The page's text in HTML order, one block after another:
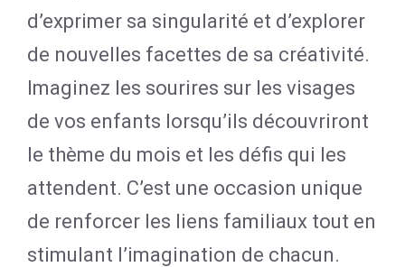
d’exprimer sa singularité et d’explorer
de nouvelles facettes de sa créativité.
Imaginez les sourires sur les visages
de vos enfants lorsqu’ils découvriront
le thème du mois et les défis qui les
attendent. C’est une occasion unique
de renforcer les liens familiaux tout en
stimulant l’imagination de chacun.